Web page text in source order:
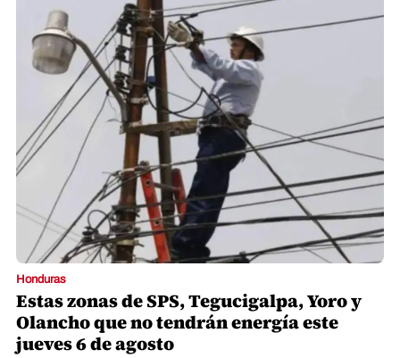
Honduras
Estas zonas de SPS, Tegucigalpa, Yoro y
Olancho que no tendrán energía este
jueves 6 de agosto